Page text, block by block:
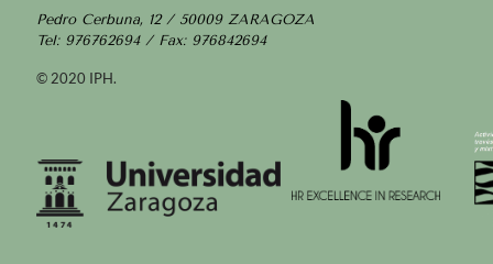
Pedro Cerbuna, 12 / 50009 ZARAGOZA
Tel: 976762694 / Fax: 976842694
© 2020 IPH.